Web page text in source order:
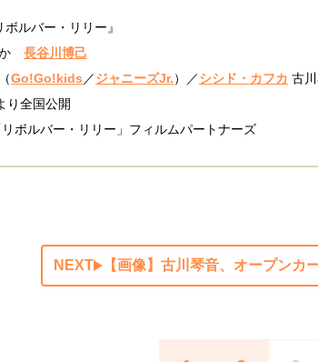
ルバー・リリー』
か 長谷川博己
（Go!Go!kids ／ジャニーズJr.）／シシド・カフカ 古
り全国公開
ボルバー・リリー」フィルムパートナーズ
NEXT 【画像】古川琴音、オープンカ